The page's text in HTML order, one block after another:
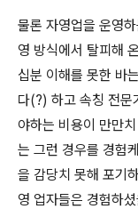
물론 자영업을 운영
영 방식에서 탈피해
십분 이해를 못한 바
다(?) 하고 속칭 전문
야하는 비용이 만만
는 그런 경우를 경험
을 감당치 못해 포기
영 업자들은 경험하